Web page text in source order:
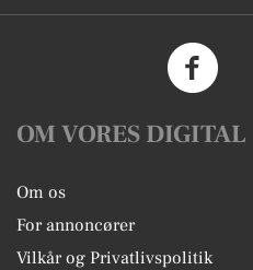
OM VORES DIGITAL
Om os
For annoncører
Vilkår og Privatlivspolitik